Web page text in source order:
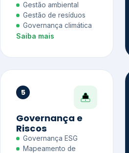
Gestão ambiental
Gestão de resíduos
Governança climática
Saiba mais
5
Governança e
Riscos
Governança ESG
Mapeamento de